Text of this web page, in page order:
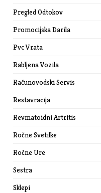
Pregled Odtokov
Promocijska Darila
Pvc Vrata
Rabljena Vozila
Računovodski Servis
Restavracija
Revmatoidni Artritis
Ročne Svetilke
Ročne Ure
Sestra
Sklepi